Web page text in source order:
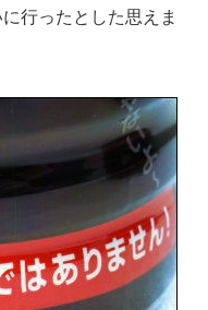
行ったとした思えま